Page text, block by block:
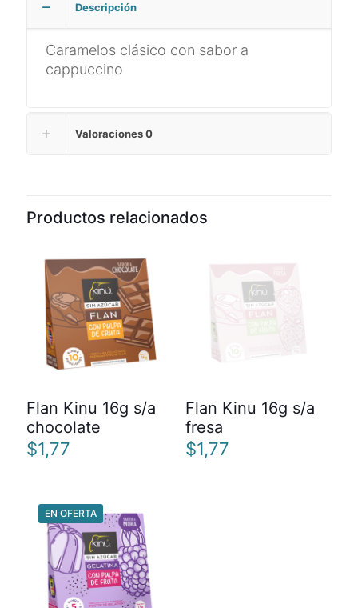
Descripción
Caramelos clásico con sabor a
cappuccino
Valoraciones0
Productos relacionados
Flan Kinu 16g s/a
chocolate
$1,77
Flan Kinu 16g s/a
fresa
$1,77
EN OFERTA